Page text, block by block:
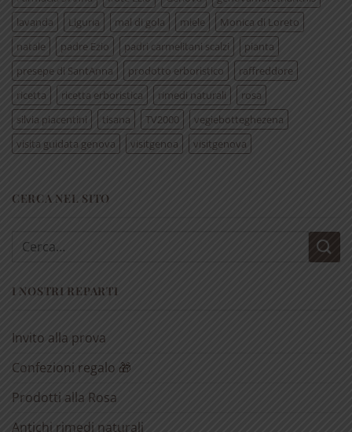
lavanda
Liguria mal di gola miele
Monica di Loreto
natale
padre Ezio padri carmelitani scalzi
pianta
presepe di SantAnna
prodotto erboristico
raffreddore
ricetta
ricetta erboristica rimedi naturali
rosa
silvia piacentini
tisana TV2000
vegiebotteghezena
visita guidata genova
visitgenoa visitgenova
CERCA NEL SITO
Cerca:
I NOSTRI REPARTI
Invito alla prova
Confezioni regalo 🎁
Prodotti alla Rosa
Antichi rimedi naturali